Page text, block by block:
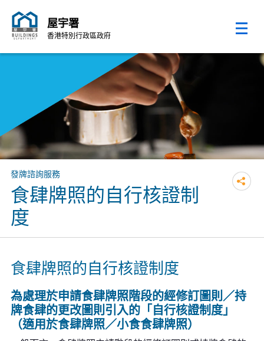
屋宇署
香港特別行政區政府
發牌諮詢服務
食肆牌照的自行核證制
度
食肆牌照的自行核證制度
為處理於申請食肆牌照階段的經修訂圖則／持
牌食肆的更改圖則引入的「自行核證制度」
（適用於食肆牌照／小食食肆牌照）